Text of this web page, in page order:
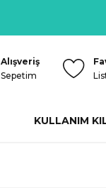
Alışveriş
Sepetim
KULLANIM